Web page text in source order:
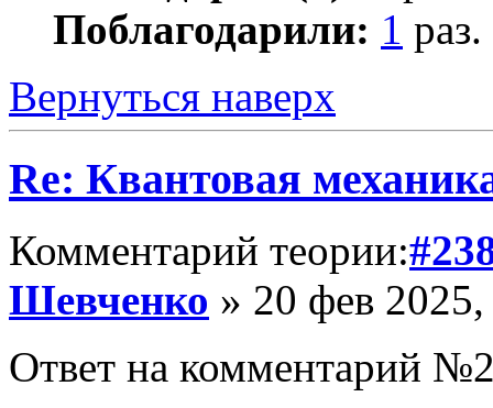
Поблагодарили: 1 раз.
Вернуться наверх
Re: Квантовая
Комментарий теории:
Шевченко » 20 фев
Ответ на комментарий